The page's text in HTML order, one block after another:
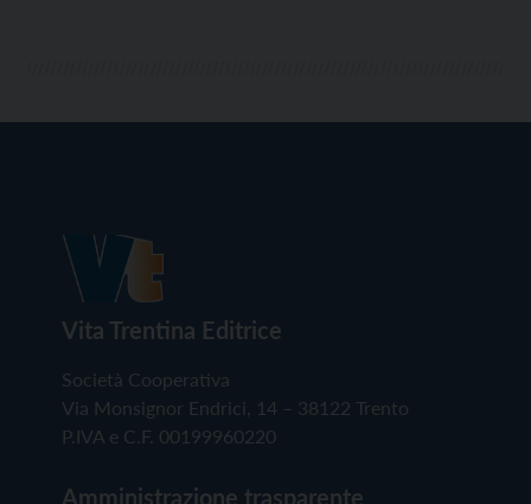
Vita Trentina Editrice
Società Cooperativa
Via Monsignor Endrici, 14 – 38122 Trento
P.IVA e C.F. 00199960220
Amministrazione trasparente